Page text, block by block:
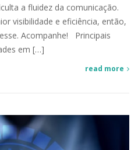
a fluidez da comunicação.
visibilidade e eficiência, então,
Acompanhe! Principais
em […]
read more